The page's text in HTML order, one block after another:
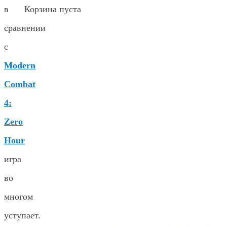
Корзина пуста
в
сравнении
с
Modern
Combat
4:
Zero
Hour
игра
во
многом
уступает.